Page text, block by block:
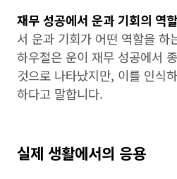
재무 성공에서 운과 기회의 역
서 운과 기회가 어떤 역할을 하
하우절은 운이 재무 성공에서
것으로 나타났지만, 이를 인식
하다고 말합니다.
실제 생활에서의 응용